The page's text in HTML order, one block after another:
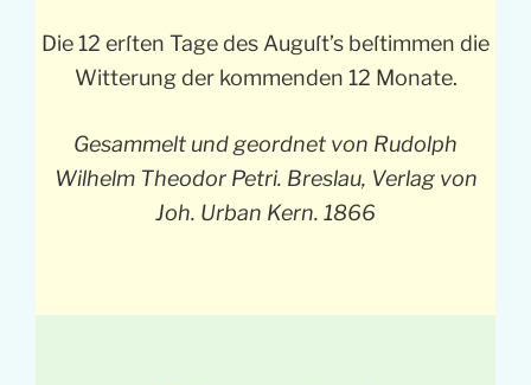
Die 12 erſten Tage des Auguſt’s beſtimmen die
Witterung der kommenden 12 Monate.
Gesammelt und geordnet von Rudolph
Wilhelm Theodor Petri. Breslau, Verlag von
Joh. Urban Kern. 1866